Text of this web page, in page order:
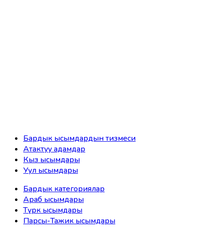
Бардык ысымдардын тизмеси
Атактуу адамдар
Кыз ысымдары
Уул ысымдары
Бардык категориялар
Араб ысымдары
Түрк ысымдары
Парсы-Тажик ысымдары